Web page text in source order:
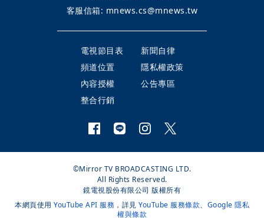
客服信箱: mnews.cs@mnews.tw
電視節目表
新聞自律
頻道位置
隱私權政策
內容授權
公告專區
整合行銷
©Mirror TV BROADCASTING LTD.
All Rights Reserved.
鏡電視股份有限公司 版權所有
本網頁使用 YouTube API 服務 ，詳見 YouTube 服務條款、 Google 隱私
權與條款